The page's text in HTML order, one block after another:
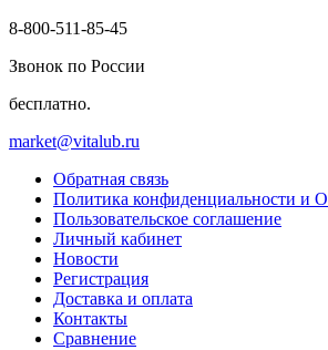
8-800-511-85-45
Звонок по России
бесплатно.
market@vitalub.ru
Обратная связь
Политика конфиденциальности и
Пользовательское соглашение
Личный кабинет
Новости
Регистрация
Доставка и оплата
Контакты
Сравнение